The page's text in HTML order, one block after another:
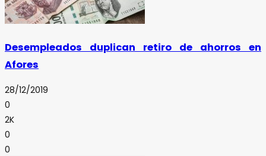
Desempleados duplican retiro de ahorros en
Afores
28/12/2019
0
2K
0
0